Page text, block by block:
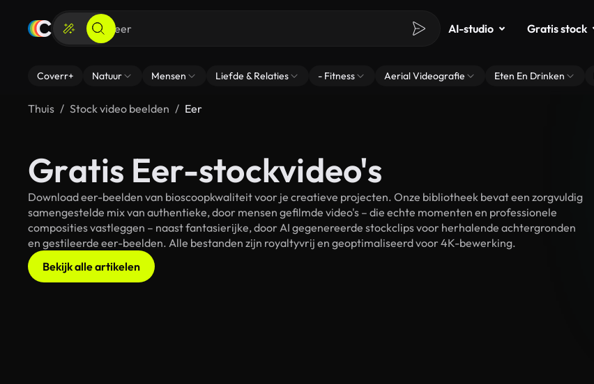
AI-studio Gratis stock
Coverr+ Natuur Mensen Liefde & Relaties - Fitness Aerial Videografie Eten En Drinken
Thuis Stock video beelden Eer
Gratis Eer-stockvideo's
Download eer-beelden van bioscoopkwaliteit voor je creatieve projecten. Onze bibliotheek bevat een zorgvuldig
samengestelde mix van authentieke, door mensen gefilmde video's – die echte momenten en professionele
composities vastleggen – naast fantasierijke, door AI gegenereerde stockclips voor herhalende achtergronden
en gestileerde eer-beelden. Alle bestanden zijn royaltyvrij en geoptimaliseerd voor 4K-bewerking.
Bekijk alle artikelen